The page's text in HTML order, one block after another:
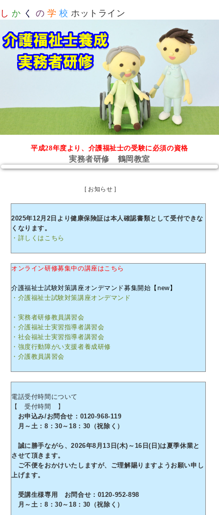
し か く の 学 校 ホットライン
平成28年度より、介護福祉士の受験に必須の資格
実務者研修 鶴岡教室
[ お知らせ ]
2025年12月2日より健康保険証は本人確認書類として受付できな
くなります。
・詳しくはこちら
オンライン研修募集中の講座はこちら
介護福祉士試験対策講座オンデマンド募集開始【new】
・介護福祉士試験対策講座オンデマンド
・実務者研修教員講習会
・介護福祉士実習指導者講習会
・社会福祉士実習指導者講習会
・強度行動障がい支援者養成研修
・介護教員講習会
電話受付時間について
【 受付時間 】
お申込み/お問合せ：0120-968-119
月～土：8：30～18：30（祝除く）
誠に勝手ながら、2026年8月13日(木)～16日(日)は夏季休業と
させて頂きます。
ご不便をおかけいたしますが、ご理解賜りますようお願い申し
上げます。
受講生様専用 お問合せ：0120-952-898
月～土：8：30～18：30（祝除く）